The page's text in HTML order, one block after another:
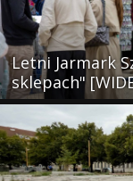
Letni Jarmark
sklepach"